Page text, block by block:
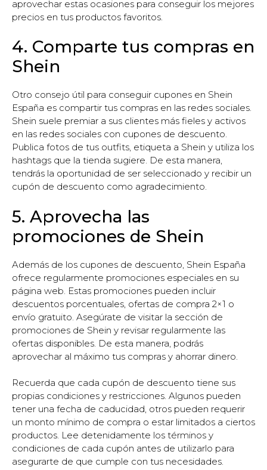
aprovechar estas ocasiones para conseguir los mejores
precios en tus productos favoritos.
4. Comparte tus compras en
Shein
Otro consejo útil para conseguir cupones en Shein
España es compartir tus compras en las redes sociales.
Shein suele premiar a sus clientes más fieles y activos
en las redes sociales con cupones de descuento.
Publica fotos de tus outfits, etiqueta a Shein y utiliza los
hashtags que la tienda sugiere. De esta manera,
tendrás la oportunidad de ser seleccionado y recibir un
cupón de descuento como agradecimiento.
5. Aprovecha las
promociones de Shein
Además de los cupones de descuento, Shein España
ofrece regularmente promociones especiales en su
página web. Estas promociones pueden incluir
descuentos porcentuales, ofertas de compra 2×1 o
envío gratuito. Asegúrate de visitar la sección de
promociones de Shein y revisar regularmente las
ofertas disponibles. De esta manera, podrás
aprovechar al máximo tus compras y ahorrar dinero.
Recuerda que cada cupón de descuento tiene sus
propias condiciones y restricciones. Algunos pueden
tener una fecha de caducidad, otros pueden requerir
un monto mínimo de compra o estar limitados a ciertos
productos. Lee detenidamente los términos y
condiciones de cada cupón antes de utilizarlo para
asegurarte de que cumple con tus necesidades.